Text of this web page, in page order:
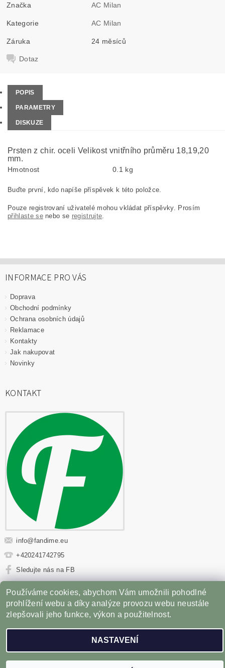
Značka AC Milan
Kategorie AC Milan
Záruka 24 měsíců
Dotaz
POPIS
PARAMETRY
DISKUZE
Prsten z chir. oceli Velikost vnitřního průměru 18,19,20
mm.
Hmotnost 0.1 kg
Buďte první, kdo napíše příspěvek k této položce.
Pouze registrovaní uživatelé mohou vkládat příspěvky. Prosím
přihlaste senebo se registrujte.
INFORMACE PRO VÁS
Doprava
Obchodní podmínky
Ochrana osobních údajů
Reklamace
Kontakty
Jak nakupovat
Novinky
KONTAKT
info@fandime.eu
+420241742795
Sledujte nás na FB
Sportovní výživa | Fitness oblečení | Věci z filmů |
Příslušenství pro Gril
Vytvořil Shoptet
Používáme cookies, abychom Vám umožnili pohodlné
prohlížení webu a díky analýze provozu webu neustále
zlepšovali jeho funkce, výkon a použitelnost.
NASTAVENÍ